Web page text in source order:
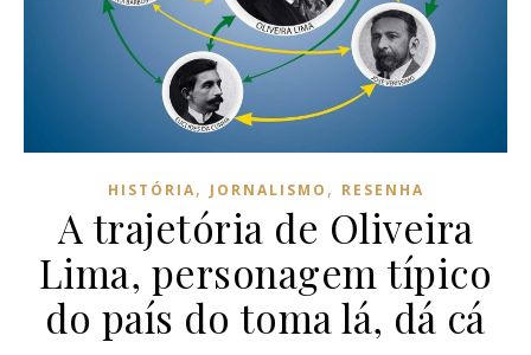
HISTÓRIA, JORNALISMO , RESENHA
A trajetória de Oliveira
Lima, personagem típico
do país do toma lá, dá cá